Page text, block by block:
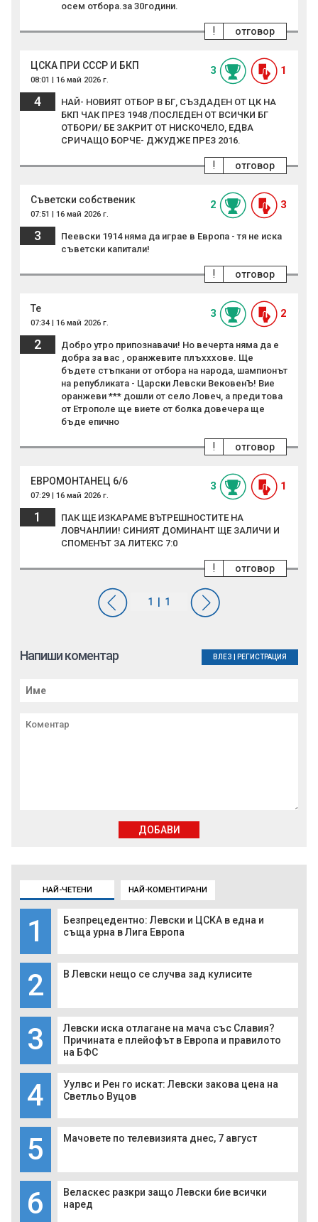
НАЙ-ЧЕТЕНИ НАЙ-КОМЕНТИРАНИ
1
Безпрецедентно: Левски и ЦСКА в една и
съща урна в Лига Европа
2 В Левски нещо се случва зад кулисите
3
Левски иска отлагане на мача със Славия?
Причината е плейофът в Европа и правилото
на БФС
4
Уулвс и Рен го искат: Левски закова цена на
Светльо Вуцов
5 Мачовете по телевизията днес, 7 август
6
Веласкес разкри защо Левски бие всички
наред
осем отбора.за 30години.
отговор
!
ЦСКА ПРИ СССР И БКП
08:01 | 16 май 2026 г.
3 1
4
НАЙ- НОВИЯТ ОТБОР В БГ, СЪЗДАДЕН ОТ ЦК НА
БКП ЧАК ПРЕЗ 1948 /ПОСЛЕДЕН ОТ ВСИЧКИ БГ
ОТБОРИ/ БЕ ЗАКРИТ ОТ НИСКОЧЕЛО, ЕДВА
СРИЧАЩО БОРЧЕ- ДЖУДЖЕ ПРЕЗ 2016.
отговор
!
Съветски собственик
07:51 | 16 май 2026 г.
2 3
3
Пеевски 1914 няма да играе в Европа - тя не иска
съветски капитали!
отговор
!
Те
07:34 | 16 май 2026 г.
3 2
2
Добро утро припознавачи! Но вечерта няма да е
добра за вас , оранжевите плъхххове. Ще
бъдете стъпкани от отбора на народа, шампионът
на републиката - Царски Левски ВековенЪ! Вие
оранжеви *** дошли от село Ловеч, а преди това
от Етрополе ще виете от болка довечера ще
бъде епично
отговор
!
ЕВРОМОНТАНЕЦ 6/6
07:29 | 16 май 2026 г.
3 1
1
ПАК ЩЕ ИЗКАРАМЕ ВЪТРЕШНОСТИТЕ НА
ЛОВЧАНЛИИ! СИНИЯТ ДОМИНАНТ ЩЕ ЗАЛИЧИ И
СПОМЕНЪТ ЗА ЛИТЕКС 7:0
отговор
!
Напиши коментар ВЛЕЗ РЕГИСТРАЦИЯ
ДОБАВИ